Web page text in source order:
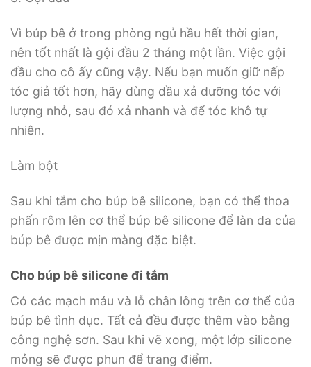
Vì búp bê ở trong phòng ngủ hầu hết thời gian,
nên tốt nhất là gội đầu 2 tháng một lần. Việc gội
đầu cho cô ấy cũng vậy. Nếu bạn muốn giữ nếp
tóc giả tốt hơn, hãy dùng dầu xả dưỡng tóc với
lượng nhỏ, sau đó xả nhanh và để tóc khô tự
nhiên.
Làm bột
Sau khi tắm cho búp bê silicone, bạn có thể thoa
phấn rôm lên cơ thể búp bê silicone để làn da của
búp bê được mịn màng đặc biệt.
Cho búp bê silicone đi tắm
Có các mạch máu và lỗ chân lông trên cơ thể của
búp bê tình dục. Tất cả đều được thêm vào bằng
công nghệ sơn. Sau khi vẽ xong, một lớp silicone
mỏng sẽ được phun để trang điểm.